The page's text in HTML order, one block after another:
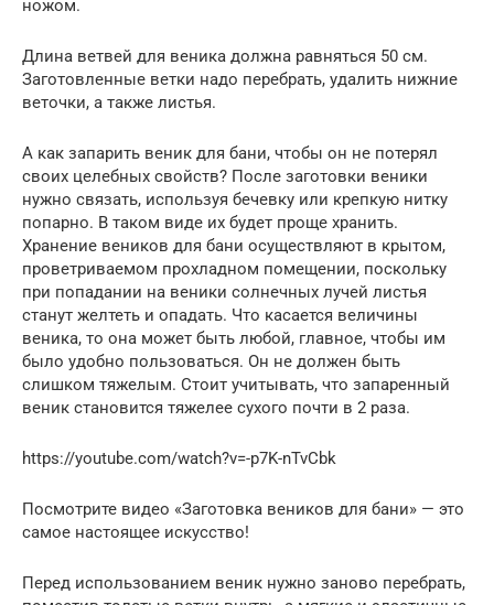
ножом.
Длина ветвей для веника должна равняться 50 см.
Заготовленные ветки надо перебрать, удалить нижние
веточки, а также листья.
А как запарить веник для бани, чтобы он не потерял
своих целебных свойств? После заготовки веники
нужно связать, используя бечевку или крепкую нитку
попарно. В таком виде их будет проще хранить.
Хранение веников для бани осуществляют в крытом,
проветриваемом прохладном помещении, поскольку
при попадании на веники солнечных лучей листья
станут желтеть и опадать. Что касается величины
веника, то она может быть любой, главное, чтобы им
было удобно пользоваться. Он не должен быть
слишком тяжелым. Стоит учитывать, что запаренный
веник становится тяжелее сухого почти в 2 раза.
https://youtube.com/watch?v=-p7K-nTvCbk
Посмотрите видео «Заготовка веников для бани» — это
самое настоящее искусство!
Перед использованием веник нужно заново перебрать,